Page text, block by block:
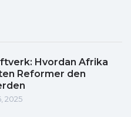
Hvordan Afrika
Reformer den
2025